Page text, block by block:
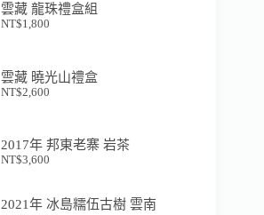
雲藏 龍珠禮盒組
NT$1,800
雲藏 曉光山禮盒
NT$2,600
2017年 邦東老寨 岩茶
NT$3,600
2021年 冰島糯伍古樹 雲南